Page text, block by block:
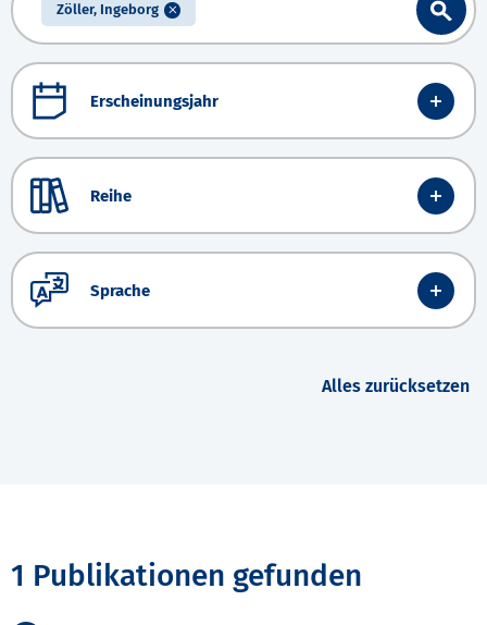
Zöller, Ingeborg
Erscheinungsjahr
Reihe
Sprache
Alles zurücksetzen
1 Publikationen gefunden